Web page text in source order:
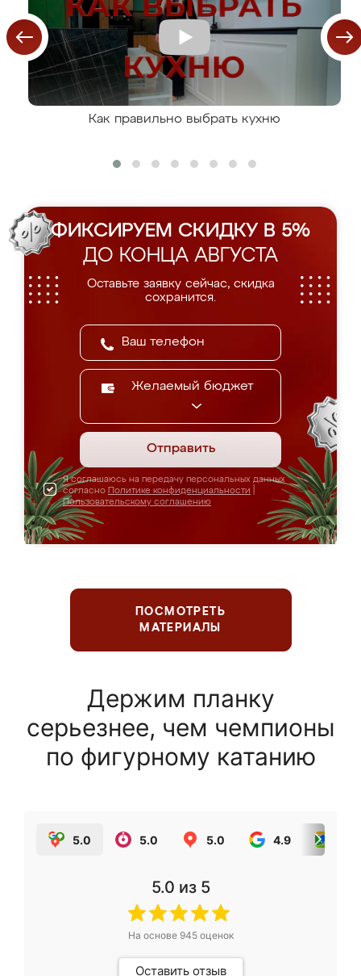
Как правильно выбрать кухню
ФИКСИРУЕМ СКИДКУ В 5%
ДО КОНЦА АВГУСТА
Оставьте заявку сейчас, скидка
сохранится.
Желаемый бюджет
Отправить
Я соглашаюсь на передачу персональных данных
согласно Политике конфиденциальности
Пользовательскому соглашению
ПОСМОТРЕТЬ
МАТЕРИАЛЫ
Держим планку
серьезнее, чем чемпионы
по фигурному катанию
5.0 5.0 5.0 4.9
5.0 из 5
На основе 945оценок
Оставить отзыв